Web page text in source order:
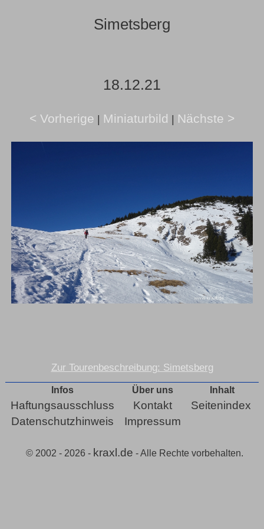
Simetsberg
18.12.21
< Vorherige | Miniaturbild | Nächste >
Zur Tourenbeschreibung: Simetsberg
Infos
Haftungsausschluss
Datenschutzhinweis
Über uns
Kontakt
Impressum
Inhalt
Seitenindex
© 2002 - 2026 - kraxl.de - Alle Rechte vorbehalten.